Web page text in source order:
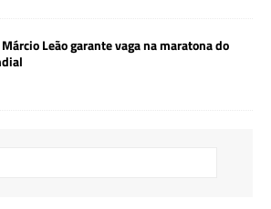
Márcio Leão garante vaga na maratona do